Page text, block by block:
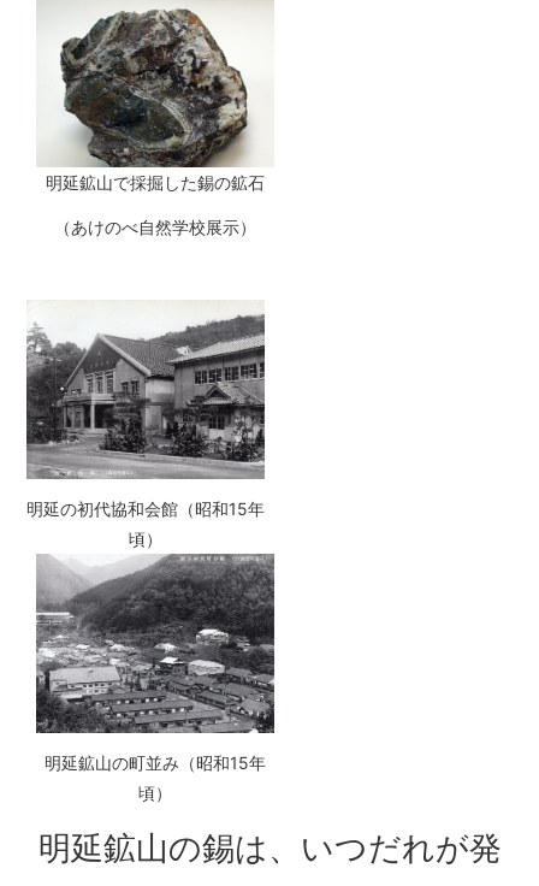
明延鉱山で採掘した錫の鉱石
（あけのべ自然学校展示）
明延の初代協和会館（昭和15年
頃）
明延鉱山の町並み（昭和15年
頃）
明延鉱山の錫は、いつだれが発